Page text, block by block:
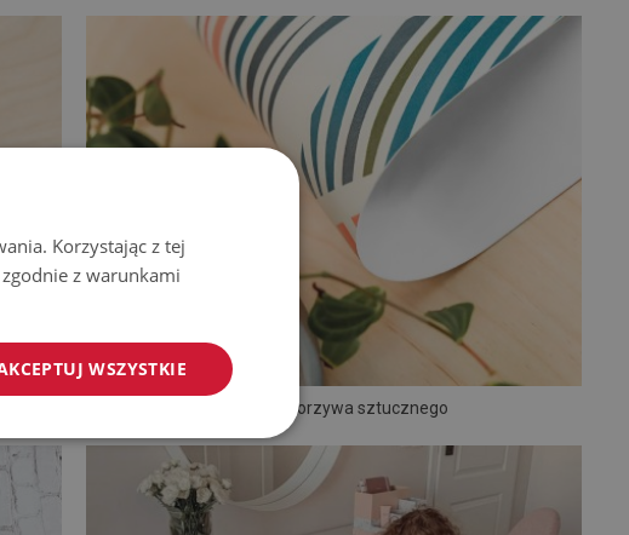
Mata z tworzywa sztucznego
Korzystając z tej
z warunkami
WSZYSTKIE